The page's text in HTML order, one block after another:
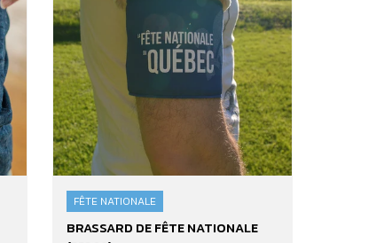
FÊTE NATIONALE
Brassard
de
BRASSARD DE FÊTE NATIONALE